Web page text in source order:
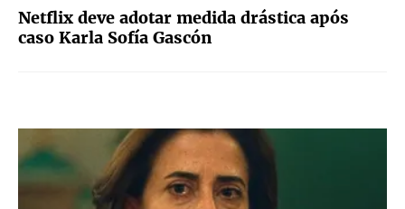
Netflix deve adotar medida drástica após
caso Karla Sofía Gascón